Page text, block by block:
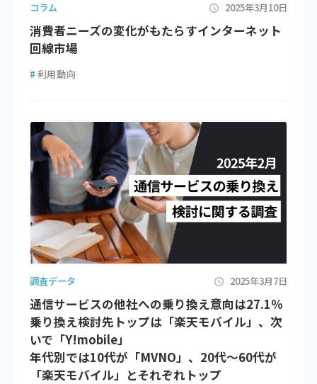
コラム 2025年3月10日
消費者ニーズの変化がもたらすインターネット
回線市場
# 利用動向
調査データ 2025年3月7日
通信サービスの他社への乗り換え意向は27.1％
乗り換え検討先トップは「楽天モバイル」、次
いで「Y!mobile」
年代別では10代が「MVNO」、20代～60代が
「楽天モバイル」とそれぞれトップ